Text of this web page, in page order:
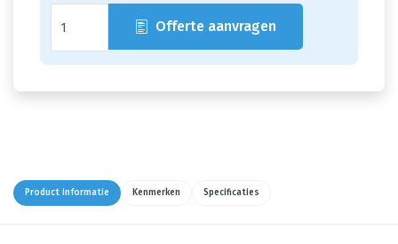
Offerte aanvragen
Product informatie Kenmerken Specificaties